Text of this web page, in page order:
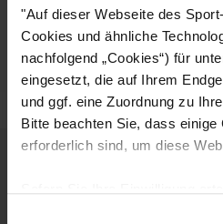
"Auf dieser Webseite des
Cookies und ähnliche
nachfolgend „Cookies“) für
eingesetzt, die auf Ihrem
und ggf. eine Zuordnung zu
Bitte beachten Sie, dass einige
erforderlich sind, um diese
Artikelnummer: NH324
Logistiknummer: EM001187-001
DEINE